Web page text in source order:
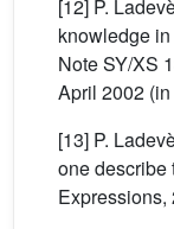
[12] P.
knowledge
Note SY/XS
April 2002
[13] P.
one describe
Expressions,